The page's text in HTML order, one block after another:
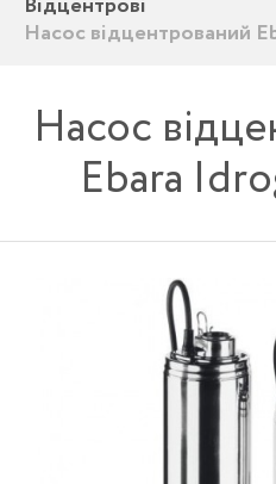
Насос відцентрований
Насос
Ebara